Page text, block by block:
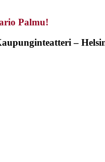
Palmu!
–